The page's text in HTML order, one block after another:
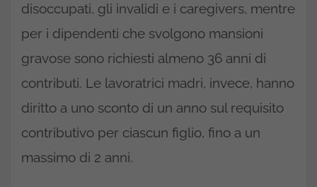
disoccupati, gli invalidi e i caregivers, mentre
per i dipendenti che svolgono mansioni
gravose sono richiesti almeno 36 anni di
contributi. Le lavoratrici madri, invece, hanno
diritto a uno sconto di un anno sul requisito
contributivo per ciascun figlio, fino a un
massimo di 2 anni.